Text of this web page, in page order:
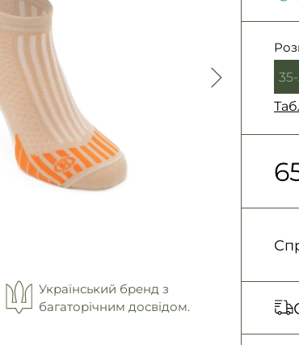
Український бренд з
багаторічним досвідом.